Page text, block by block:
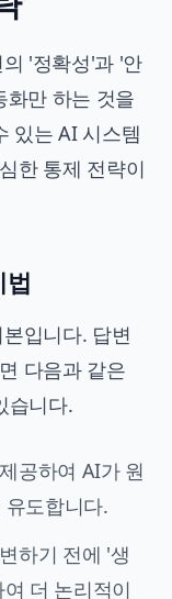
'정확성'과 '안
화만 하는 것을
있는 AI 시스템
한 통제 전략이
법
입니다. 답변
다음과 같은
습니다.
공하여 AI가 원
도합니다.
하기 전에 '생
더 논리적이